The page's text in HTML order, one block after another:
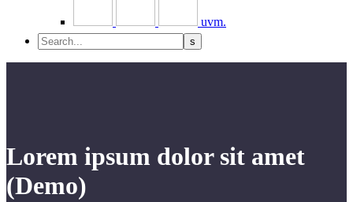
uvm.
Lorem ipsum dolor sit amet
(Demo)